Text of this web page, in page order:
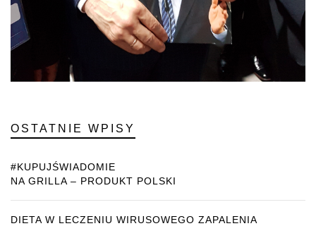
OSTATNIE WPISY
#KUPUJŚWIADOMIE
NA GRILLA – PRODUKT POLSKI
DIETA W LECZENIU WIRUSOWEGO ZAPALENIA